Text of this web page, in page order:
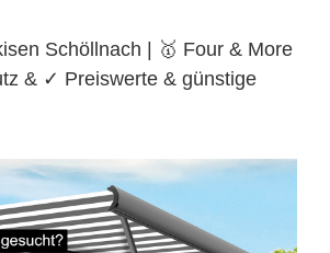
Schöllnach | 🥇 Four & More
& ✓ Preiswerte & günstige